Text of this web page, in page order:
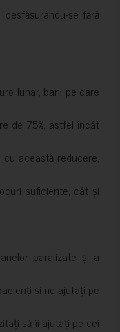
se fără
lunar, bani pe care
de 75%, astfel încât
această reducere,
suficiente, cât și
paralizate și a
și ne ajutați pe
să îi ajutați pe cei